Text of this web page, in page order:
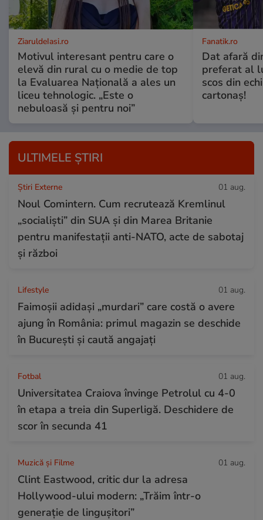
ZiaruldeIasi.ro
Motivul interesant pentru care o
elevă din rural cu o medie de top
la Evaluarea Națională a ales un
liceu tehnologic. „Este o
nebuloasă și pentru noi”
Fanatik.ro
Dat afară
preferat al
scos din
cartonaş!
ULTIMELE ȘTIRI
Știri Externe 01 aug.
Noul Comintern. Cum recrutează Kremlinul
„socialiști” din SUA și din Marea Britanie
pentru manifestații anti-NATO, acte de sabotaj
și război
Lifestyle 01 aug.
Faimoșii adidași „murdari” care costă o avere
ajung în România: primul magazin se deschide
în București și caută angajați
Fotbal 01 aug.
Universitatea Craiova învinge Petrolul cu 4-0
în etapa a treia din Superligă. Deschidere de
scor în secunda 41
Muzică și Filme 01 aug.
Clint Eastwood, critic dur la adresa
Hollywood-ului modern: „Trăim într-o
generație de lingușitori”